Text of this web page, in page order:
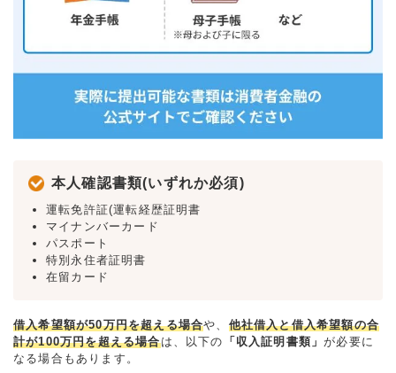
本人確認書類(いずれか必須)
運転免許証(運転経歴証明書
マイナンバーカード
パスポート
特別永住者証明書
在留カード
借入希望額が50万円を超える場合や、 他社借入と借入希望額の合
計が100万円を超える場合は、以下の 「収入証明書類」が必要に
なる場合もあります。